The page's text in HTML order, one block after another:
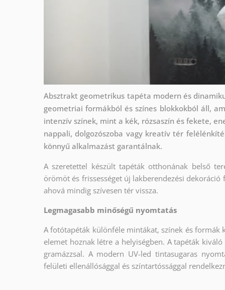
Absztrakt geometrikus tapéta modern és
geometriai formákból és színes blokkokból áll,
intenzív színek, mint a kék, rózsaszín és fekete,
nappali, dolgozószoba vagy kreatív tér
könnyű alkalmazást garantálnak.
A szeretettel készült tapéták otthonának belső
örömöt és frissességet új lakberendezési
ahová mindig szívesen tér vissza.
Legmagasabb minőségű nyomtatás
A fotótapéták különféle mintákat, színek és
elemet hoznak létre a helyiségben. A tapéták
gramázzsal. A modern UV-led tintasugaras
felületi ellenállósággal és színtartóssággal